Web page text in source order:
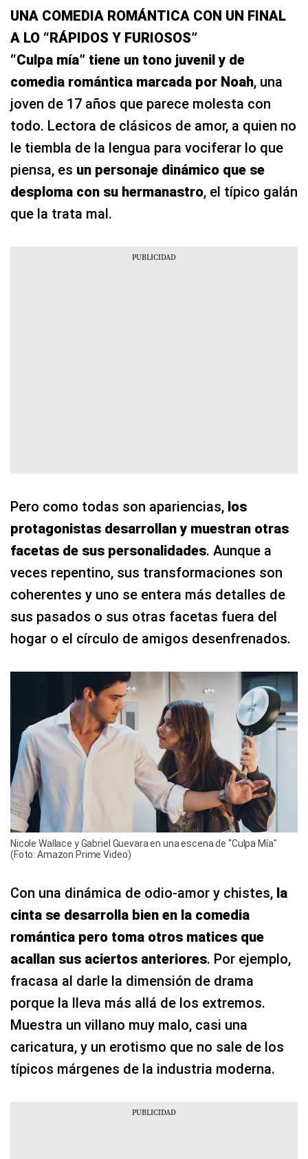
UNA COMEDIA ROMÁNTICA CON UN FINAL
A LO “RÁPIDOS Y FURIOSOS”
“Culpa mía” tiene un tono juvenil y de
comedia romántica marcada por Noah, una
joven de 17 años que parece molesta con
todo. Lectora de clásicos de amor, a quien no
le tiembla de la lengua para vociferar lo que
piensa, es un personaje dinámico que se
desploma con su hermanastro, el típico galán
que la trata mal.
Pero como todas son apariencias, los
protagonistas desarrollan y muestran otras
facetas de sus personalidades. Aunque a
veces repentino, sus transformaciones son
coherentes y uno se entera más detalles de
sus pasados o sus otras facetas fuera del
hogar o el círculo de amigos desenfrenados.
Nicole Wallace y Gabriel Guevara en una escena de "Culpa Mía"
(Foto: Amazon Prime Video)
Con una dinámica de odio-amor y chistes, la
cinta se desarrolla bien en la comedia
romántica pero toma otros matices que
acallan sus aciertos anteriores. Por ejemplo,
fracasa al darle la dimensión de drama
porque la lleva más allá de los extremos.
Muestra un villano muy malo, casi una
caricatura, y un erotismo que no sale de los
típicos márgenes de la industria moderna.